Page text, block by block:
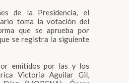
de la Presidencia, el
toma la votación del
que se aprueba por
se registra la siguiente
emitidos por las y los
Victoria Aguilar Gil,